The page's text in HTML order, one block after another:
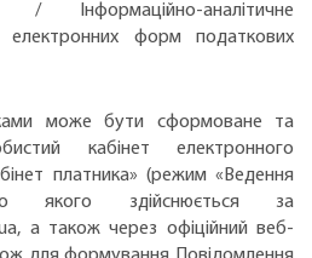
/ Інформаційно-аналітичне
електронних форм податкових
може бути сформоване та
кабінет електронного
платника» (режим «Ведення
якого здійснюється за
а також через офіційний веб-